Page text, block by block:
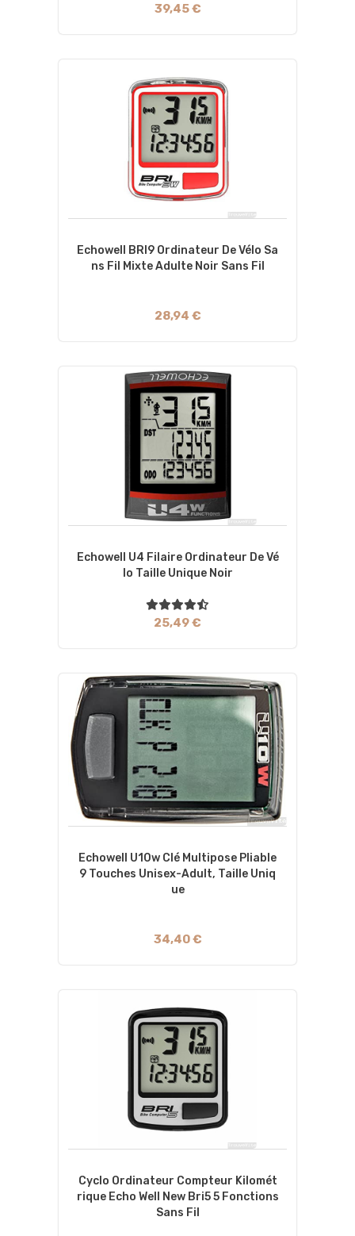
39,45 €
Echowell BRI9 Ordinateur De Vélo Sa
Ns Fil Mixte Adulte Noir Sans Fil
28,94 €
Echowell U4 Filaire Ordinateur De Vé
Lo Taille Unique Noir
25,49 €
Echowell U10w Clé Multipose Pliable
9 Touches Unisex-Adult, Taille Uniq
Ue
34,40 €
Cyclo Ordinateur Compteur Kilomét
Rique Echo Well New Bri5 5 Fonctions
Sans Fil